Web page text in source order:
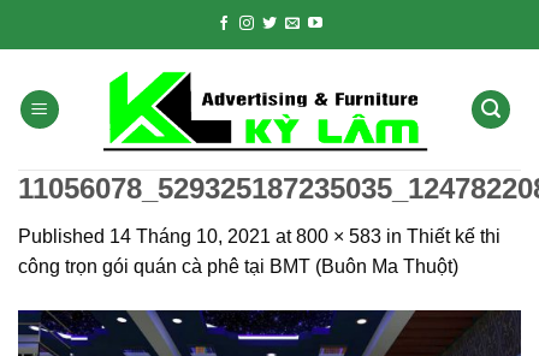
Published 14 Tháng 10, 2021 at800 × 583 in Thiết kế thi
công trọn gói quán cà phê tại BMT (Buôn Ma Thuột)